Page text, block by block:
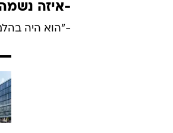
-איזה
-"הוא היה